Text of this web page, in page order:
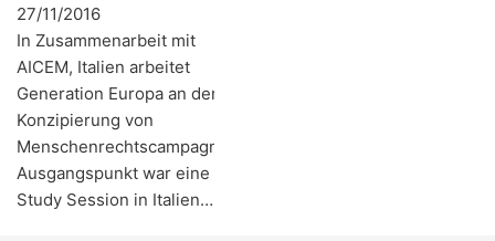
27/11/2016
In Zusammenarbeit mit
AICEM, Italien arbeitet
Generation Europa an der
Konzipierung von
Menschenrechtscampagnen.
Ausgangspunkt war eine
Study Session in Italien…